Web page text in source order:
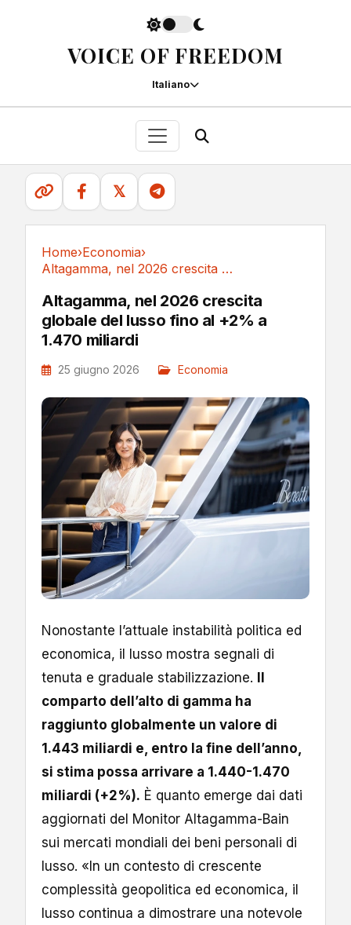
VOICE OF FREEDOM
Italiano
𝕏
Home›Economia›
Altagamma, nel 2026 crescita globale del lusso...
Altagamma, nel 2026 crescita
globale del lusso fino al +2% a
1.470 miliardi
25 giugno 2026 Economia
Nonostante l’attuale instabilità politica ed
economica, il lusso mostra segnali di
tenuta e graduale stabilizzazione. Il
comparto dell’alto di gamma ha
raggiunto globalmente un valore di
1.443 miliardi e, entro la fine dell’anno,
si stima possa arrivare a 1.440-1.470
miliardi (+2%). È quanto emerge dai dati
aggiornati del Monitor Altagamma-Bain
sui mercati mondiali dei beni personali di
lusso. «In un contesto di crescente
complessità geopolitica ed economica, il
lusso continua a dimostrare una notevole